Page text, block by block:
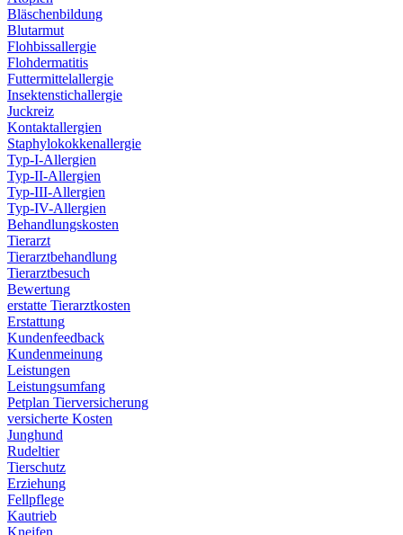
Bläschenbildung
Blutarmut
Flohbissallergie
Flohdermatitis
Futtermittelallergie
Insektenstichallergie
Juckreiz
Kontaktallergien
Staphylokokkenallergie
Typ-I-Allergien
Typ-II-Allergien
Typ-III-Allergien
Typ-IV-Allergien
Behandlungskosten
Tierarzt
Tierarztbehandlung
Tierarztbesuch
Bewertung
erstatte Tierarztkosten
Erstattung
Kundenfeedback
Kundenmeinung
Leistungen
Leistungsumfang
Petplan Tierversicherung
versicherte Kosten
Junghund
Rudeltier
Tierschutz
Erziehung
Fellpflege
Kautrieb
Kneifen